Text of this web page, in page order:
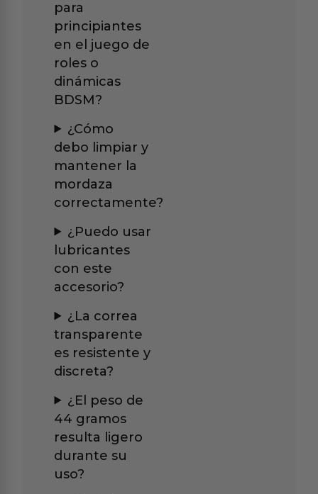
para
principiantes
en el juego de
roles o
dinámicas
BDSM?
¿Cómo
debo limpiar y
mantener la
mordaza
correctamente?
¿Puedo usar
lubricantes
con este
accesorio?
¿La correa
transparente
es resistente y
discreta?
¿El peso de
44 gramos
resulta ligero
durante su
uso?